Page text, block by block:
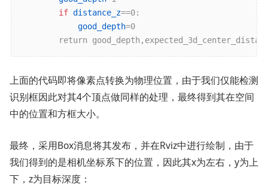
if distance_z==0:
good_depth=0
上面的代码即将像素点转换为物理位置，由于我们仅能检测
识别框因此对其4个顶点做同样的处理，最终得到其在空间
中的位置和方框大小。
最终，采用Box消息将其发布，并在Rviz中进行绘制，由于
我们得到的是相机坐标系下的位置，因此其x为左右，y为上
下，z为目标深度：